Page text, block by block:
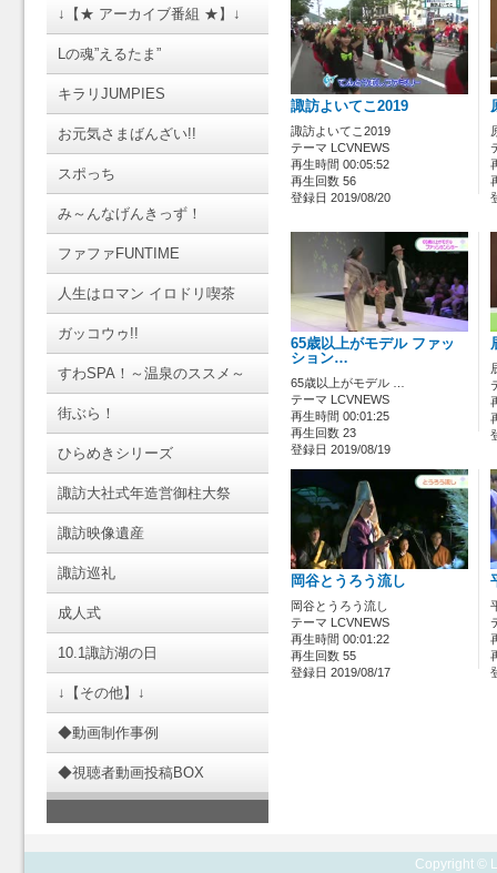
↓【★ アーカイブ番組 ★】↓
Lの魂”えるたま”
キラリJUMPIES
お元気さまばんざい!!
スポっち
み～んなげんきっず！
ファファFUNTIME
人生はロマン イロドリ喫茶
ガッコウゥ!!
すわSPA！～温泉のススメ～
街ぶら！
ひらめきシリーズ
諏訪大社式年造営御柱大祭
諏訪映像遺産
諏訪巡礼
成人式
10.1諏訪湖の日
↓【その他】↓
◆動画制作事例
◆視聴者動画投稿BOX
諏訪よいてこ2019
諏訪よいてこ2019
テーマ LCVNEWS
再生時間 00:05:52
再生回数 56
登録日 2019/08/20
65歳以上がモデル ファッ
ション…
65歳以上がモデル …
テーマ LCVNEWS
再生時間 00:01:25
再生回数 23
登録日 2019/08/19
岡谷とうろう流し
岡谷とうろう流し
テーマ LCVNEWS
再生時間 00:01:22
再生回数 55
登録日 2019/08/17
Copyright ©